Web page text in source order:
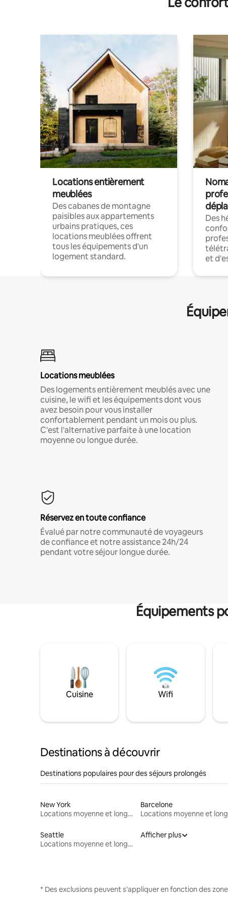
Locations entièrement
meublées
Des cabanes de montagne
paisibles aux appartements
urbains pratiques, ces
locations meublées offrent
tous les équipements d'un
logement standard.
Des
et
Locations meublées
Des logements entièrement meublés avec une
cuisine, le wifi et les équipements dont vous
avez besoin pour vous installer
confortablement pendant un mois ou plus.
C'est l'alternative parfaite à une location
moyenne ou longue durée.
Réservez en toute confiance
Évalué par notre communauté de voyageurs
de confiance et notre assistance 24h/24
pendant votre séjour longue durée.
Équipements
Cuisine Wifi
Destinations à découvrir
Destinations populaires pour des séjours prolongés
New York
Locations moyenne et longue durée
Barcelone
Seattle
Locations moyenne et longue durée
Afficher plus
* Des exclusions peuvent s'appliquer en fonction des